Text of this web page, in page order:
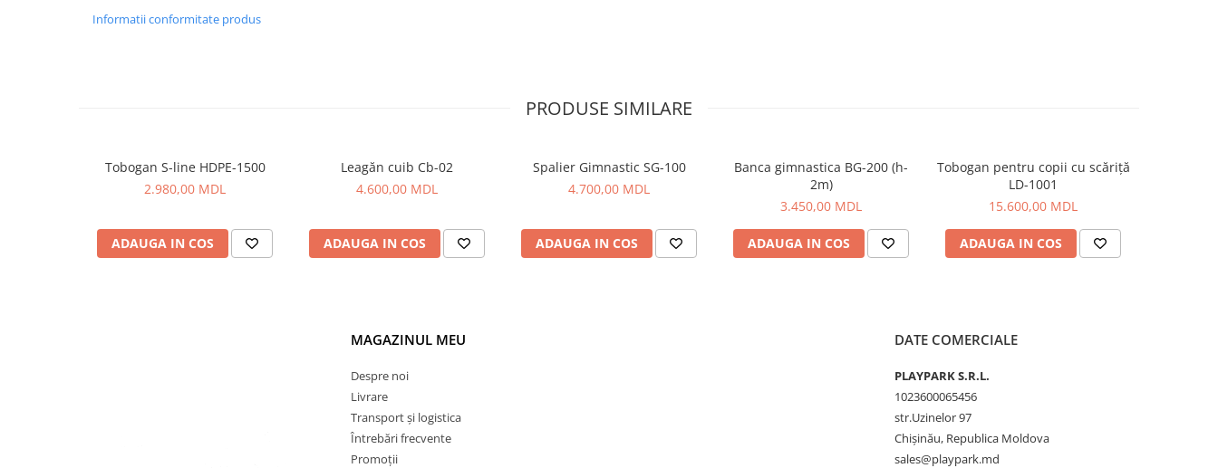
Instrumente MuzicaleInformatii conformitate produs
PRODUSE SIMILARE
Tobogan S-line HDPE-1500
2.980,00 MDL
ADAUGA IN COS
Leagăn cuib Cb-02
4.600,00 MDL
ADAUGA IN COS
Spalier Gimnastic SG-100
4.700,00 MDL
ADAUGA IN COS
Banca gimnastica BG-200 (h-
2m)
3.450,00 MDL
ADAUGA IN COS
Tobogan pentru copii cu scăriță
LD-1001
15.600,00 MDL
ADAUGA IN COS
MAGAZINUL MEU
Despre noi
Livrare
Transport și logistica
Întrebări frecvente
Promoții
DATE COMERCIALE
PLAYPARK S.R.L.
1023600065456
str.Uzinelor 97
Chișinău, Republica Moldova
sales@playpark.md